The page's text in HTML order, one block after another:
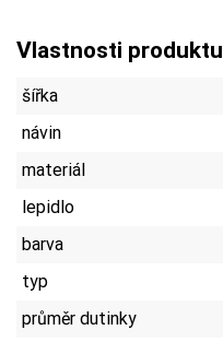
Vlastnosti produktu
šířka
návin
materiál
lepidlo
barva
typ
průměr dutinky